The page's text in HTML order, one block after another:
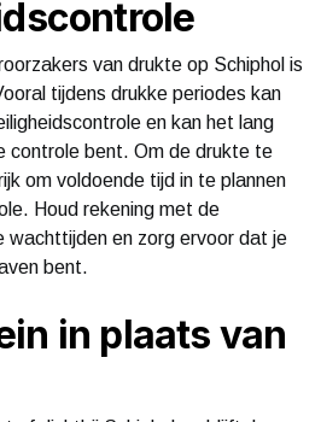
van drukte op Schiphol is
tijdens drukke periodes kan
en kan het lang
controle bent. Om de drukte te
om voldoende tijd in te plannen
Houd rekening met de
wachttijden en zorg ervoor dat je
bent.
in plaats van